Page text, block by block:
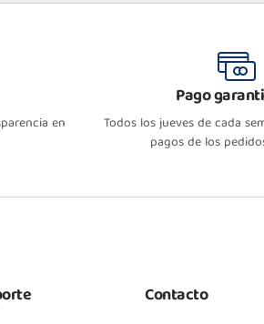
en
Pago
Todos los jueves de cada
pagos de los
Contacto